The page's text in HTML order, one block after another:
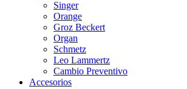
Singer
Orange
Groz Beckert
Organ
Schmetz
Leo Lammertz
Cambio Preventivo
Accesorios